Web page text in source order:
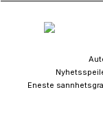
Eneste